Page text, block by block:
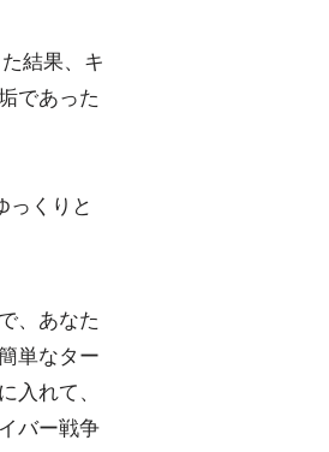
結果、キ
であった
っくりと
、あなた
単なター
入れて、
バー戦争